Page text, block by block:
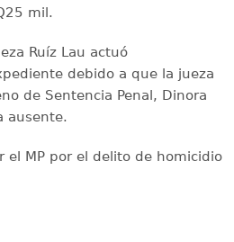
mil.
Ruíz Lau actuó
debido a que la jueza
de Sentencia Penal, Dinora
ausente.
el MP por el delito de homicidio